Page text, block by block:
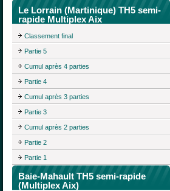
Le Lorrain (Martinique) TH5 semi-
rapide Multiplex Aix
Classement final
Partie 5
Cumul après 4 parties
Partie 4
Cumul après 3 parties
Partie 3
Cumul après 2 parties
Partie 2
Partie 1
Baie-Mahault TH5 semi-rapide
(Multiplex Aix)